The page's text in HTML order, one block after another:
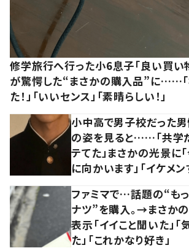
修学旅行へ行った小6息子「良い買い
が驚愕した“まさかの購入品”に……
た！」「いいセンス」「素晴らしい！」
小中高で男子校だった
の姿を見ると……「共学
テてた」まさかの光景に
に向かいます」「イケメン
ファミマで…話題の“も
ナツ”を購入。→まさか
表示「イイこと聞いた」「
た」「これかなり好き」